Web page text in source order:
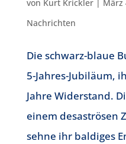
von Kurt Krickler| März
Nachrichten
Die schwarz-blaue
5-Jahres-Jubiläum,
Jahre Widerstand.
einem desaströsen
sehne ihr baldiges